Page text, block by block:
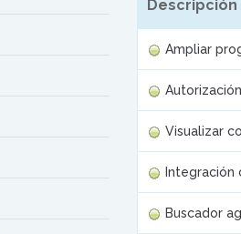
Descripción
Ampliar
Visualizar
Integración
Buscador